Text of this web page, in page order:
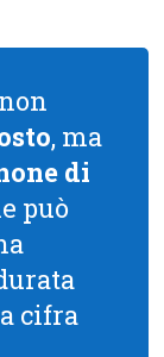
, ma
di
può
cifra